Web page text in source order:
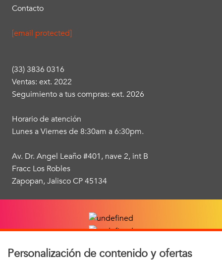
Contacto
[email protected]
(33) 3836 0316
Ventas: ext. 2022
Seguimiento a tus compras: ext. 2026
Horario de atención
Lunes a Viernes de 8:30am a 6:30pm.
Av. Dr. Angel Leaño #401, nave 2, int B
Fracc Los Robles
Zapopan, Jalisco CP 45134
Personalización de contenido y ofertas